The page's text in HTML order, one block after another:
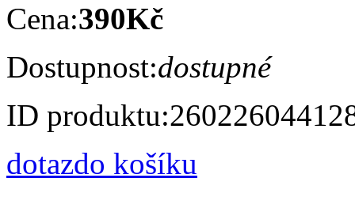
Cena:390Kč
Dostupnost:dostupné
ID produktu:
dotazdo košíku